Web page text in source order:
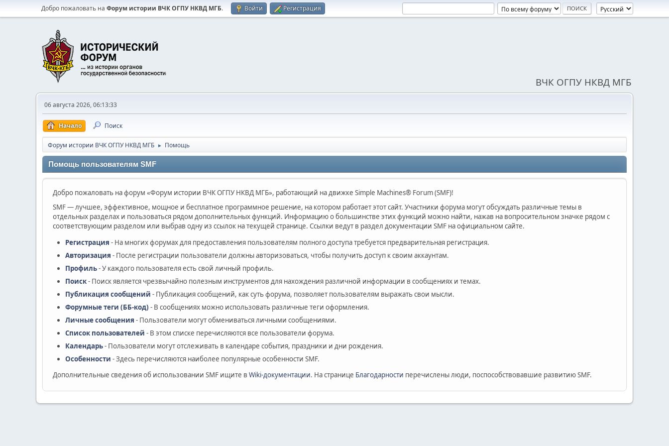
Добро пожаловать на Форум истории ВЧК ОГПУ НКВД МГБ. Войти Регистрация
ВЧК ОГПУ НКВД МГБ
06 августа 2026, 06:13:33
Начало Поиск
Форум истории ВЧК ОГПУ НКВД МГБ ► Помощь
Помощь пользователям SMF
Добро пожаловать на форум «Форум истории ВЧК ОГПУ НКВД МГБ», работающий на движке Simple Machines® Forum (SMF)!
SMF — лучшее, эффективное, мощное и бесплатное программное решение, на котором работает этот сайт. Участники форума могут обсуждать различные темы в
отдельных разделах и пользоваться рядом дополнительных функций. Информацию о большинстве этих функций можно найти, нажав на вопросительном значке рядом с
соответствующим разделом или выбрав одну из ссылок на текущей странице. Ссылки ведут в раздел документации SMF на официальном сайте.
Регистрация - На многих форумах для предоставления пользователям полного доступа требуется предварительная регистрация.
Авторизация - После регистрации пользователи должны авторизоваться, чтобы получить доступ к своим аккаунтам.
Профиль- У каждого пользователя есть свой личный профиль.
Поиск- Поиск является чрезвычайно полезным инструментов для нахождения различной информации в сообщениях и темах.
Публикация сообщений - Публикация сообщений, как суть форума, позволяет пользователям выражать свои мысли.
Форумные теги (ББ-код) - В сообщениях можно использовать различные теги оформления.
Личные сообщения - Пользователи могут обмениваться личными сообщениями.
Список пользователей - В этом списке перечисляются все пользователи форума.
Календарь- Пользователи могут отслеживать в календаре события, праздники и дни рождения.
Особенности - Здесь перечисляются наиболее популярные особенности SMF.
Дополнительные сведения об использовании SMF ищите в Wiki-документации. На странице Благодарности перечислены люди, поспособствовавшие развитию SMF.